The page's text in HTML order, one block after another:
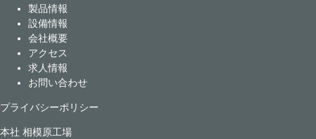
製品情報
設備情報
会社概要
アクセス
求人情報
お問い合わせ
プライバシーポリシー
本社 相模原工場